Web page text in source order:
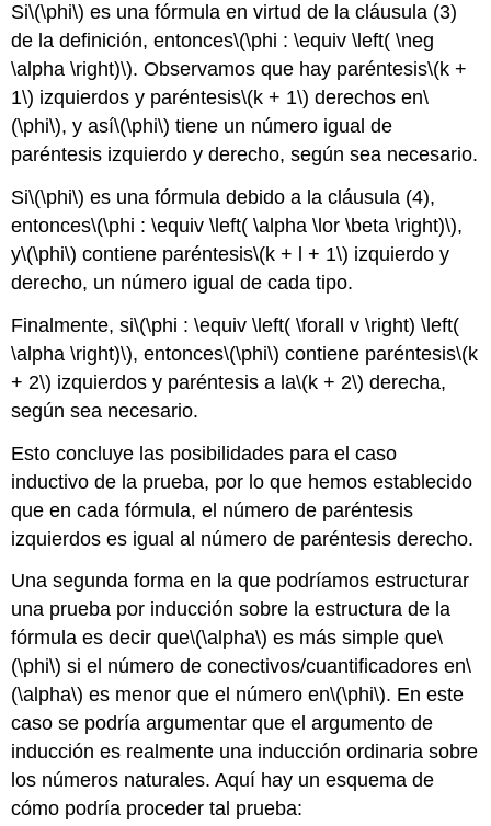
Si\(\phi\) es una fórmula en virtud de la cláusula (3)
de la definición, entonces\(\phi : \equiv \left( \neg
\alpha \right)\). Observamos que hay paréntesis\(k +
1\) izquierdos y paréntesis\(k + 1\) derechos en\
(\phi\), y así\(\phi\) tiene un número igual de
paréntesis izquierdo y derecho, según sea necesario.
Si\(\phi\) es una fórmula debido a la cláusula (4),
entonces\(\phi : \equiv \left( \alpha \lor \beta \right)\),
y\(\phi\) contiene paréntesis\(k + l + 1\) izquierdo y
derecho, un número igual de cada tipo.
Finalmente, si\(\phi : \equiv \left( \forall v \right) \left(
\alpha \right)\), entonces\(\phi\) contiene paréntesis\(k
+ 2\) izquierdos y paréntesis a la\(k + 2\) derecha,
según sea necesario.
Esto concluye las posibilidades para el caso
inductivo de la prueba, por lo que hemos establecido
que en cada fórmula, el número de paréntesis
izquierdos es igual al número de paréntesis derecho.
Una segunda forma en la que podríamos estructurar
una prueba por inducción sobre la estructura de la
fórmula es decir que\(\alpha\) es más simple que\
(\phi\) si el número de conectivos/cuantificadores en\
(\alpha\) es menor que el número en\(\phi\). En este
caso se podría argumentar que el argumento de
inducción es realmente una inducción ordinaria sobre
los números naturales. Aquí hay un esquema de
cómo podría proceder tal prueba: